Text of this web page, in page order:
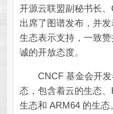
开源云联盟副秘书长
出席了图谱发布，并
生态表示支持，一致
诚的开放态度。
CNCF 基金会开发
态，包含着云的生态
生态和 ARM64 的生